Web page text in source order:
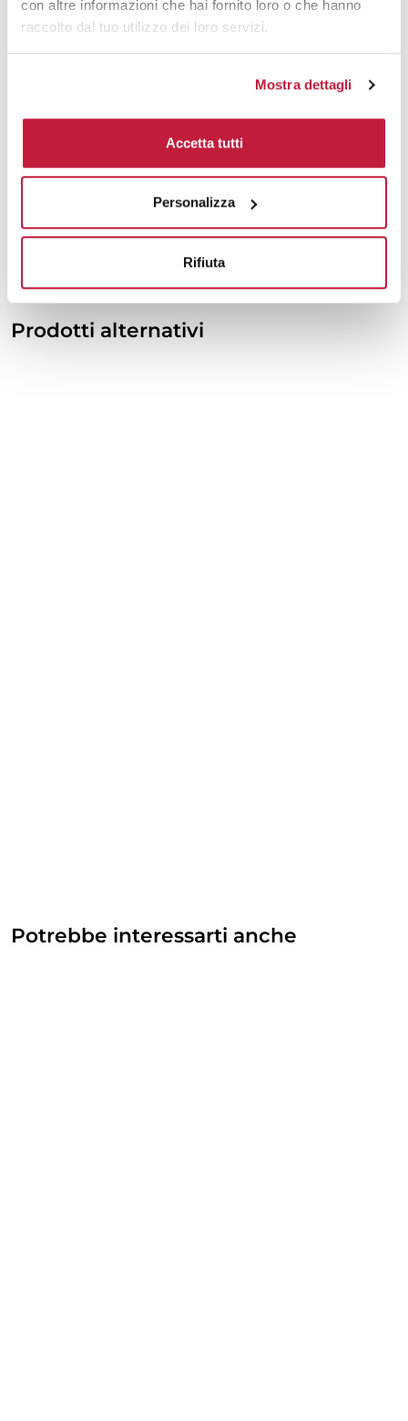
con altre informazioni che hai fornito loro o che hanno
raccolto dal tuo utilizzo dei loro servizi.
Mostra dettagli
Accetta tutti
Personalizza
Rifiuta
3000 € 112,90 € 144,16
5000 € 112,90 € 143,98
€ 143,73
Tecniche di stampa
Area di personalizzazione
Domande e risposte
Prodotti alternativi
Potrebbe interessarti anche